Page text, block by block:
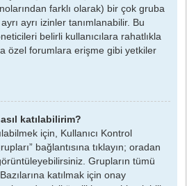
farklı olarak) bir çok gruba
ayrı izinler tanımlanabilir. Bu
belirli kullanıcılara rahatlıkla
özel forumlara erişme gibi yetkiler
katılabilirim?
için, Kullanıcı Kontrol
bağlantısına tıklayın; oradan
Grupların tümü
katılmak için onay